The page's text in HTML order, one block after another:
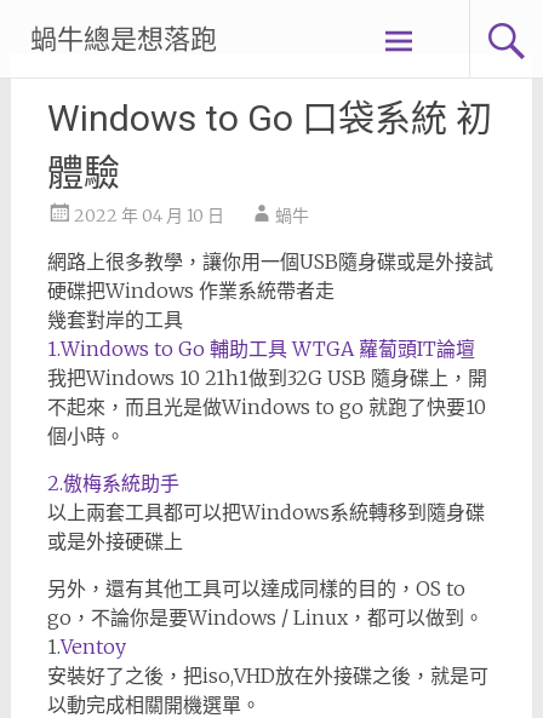
content
蝸牛總是想落跑
Windows to Go 口袋系統 初
體驗
2022 年 04 月 10 日 蝸牛
網路上很多教學，讓你用一個USB隨身碟或是外接試
硬碟把Windows 作業系統帶者走
幾套對岸的工具
1.Windows to Go 輔助工具 WTGA 蘿蔔頭IT論壇
我把Windows 10 21h1做到32G USB 隨身碟上，開
不起來，而且光是做Windows to go 就跑了快要10
個小時。
2.傲梅系統助手
以上兩套工具都可以把Windows系統轉移到隨身碟
或是外接硬碟上
另外，還有其他工具可以達成同樣的目的，OS to
go，不論你是要Windows / Linux，都可以做到。
1.Ventoy
安裝好了之後，把iso,VHD放在外接碟之後，就是可
以動完成相關開機選單。